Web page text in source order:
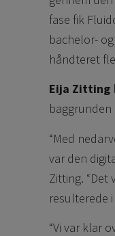
fase fik
bachelor-
håndteret
Eija Zitting
“Med
var den
Zitting.
resulterede
“Vi var klar